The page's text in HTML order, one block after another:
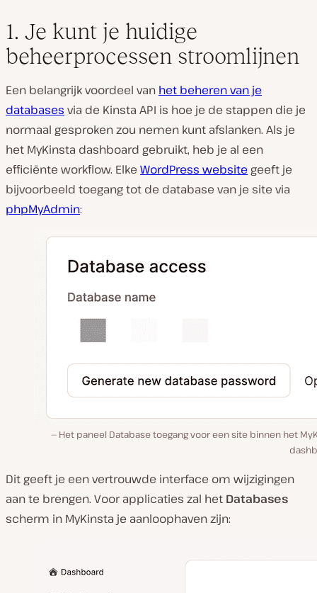
1. Je kunt je huidige
beheerprocessen stroomlijnen
Een belangrijk voordeel van het beheren van je
databases via de Kinsta API is hoe je de stappen die je
normaal gesproken zou nemen kunt afslanken. Als je
het MyKinsta dashboard gebruikt, heb je al een
efficiënte workflow. Elke WordPress website geeft je
bijvoorbeeld toegang tot de database van je site via
phpMyAdmin:
Het paneel Database toegang voor een site binnen het
Dit geeft je een vertrouwde interface om wijzigingen
aan te brengen. Voor applicaties zal het Databases
scherm in MyKinsta je aanloophaven zijn: